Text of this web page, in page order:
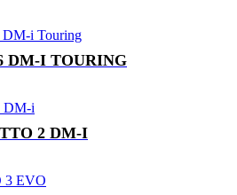
DM-I TOURING
2 DM-I